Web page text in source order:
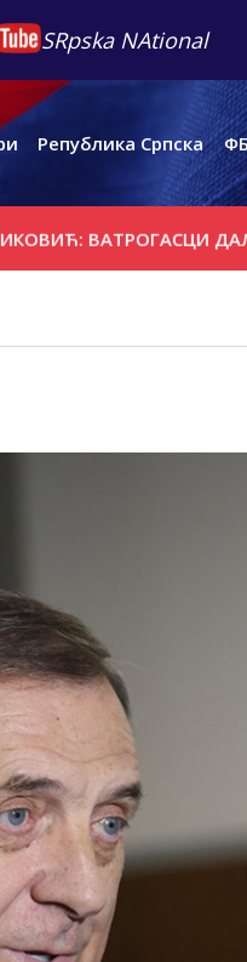
SRpska NAtional
Република Српска
ВАТРОГАСЦИ ДАЛИ